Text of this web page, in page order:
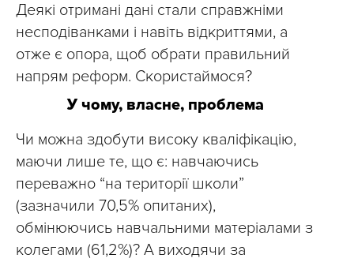
Деякі отримані дані стали справжніми
несподіванками і навіть відкриттями, а
отже є опора, щоб обрати правильний
напрям реформ. Скористаймося?
У чому, власне, проблема
Чи можна здобути високу кваліфікацію,
маючи лише те, що є: навчаючись
переважно “на території школи”
(зазначили 70,5% опитаних),
обмінюючись навчальними матеріалами з
колегами (61,2%)? А виходячи за